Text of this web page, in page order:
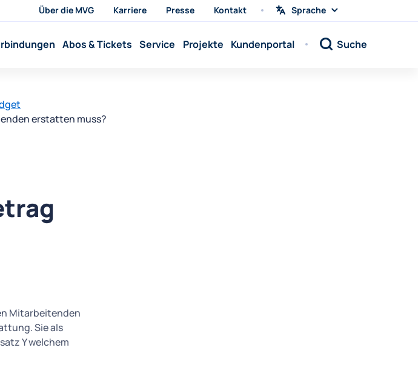
Über die MVG Karriere Presse Kontakt
Sprache
Sprache
Abos & Tickets Service Projekte Kundenportal Suche
erstatten muss?
Mitarbeitenden
Sie als
Y welchem